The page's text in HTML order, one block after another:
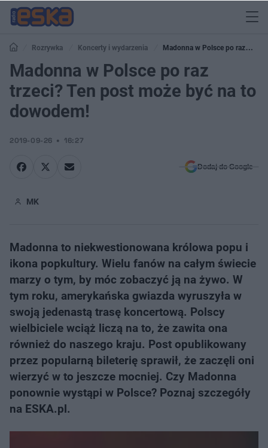
Rozrywka Koncerty i wydarzenia
Madonna w Polsce po raz
trzeci? Ten post może być na to dowodem!
Madonna w Polsce po raz
trzeci? Ten post może być na to
dowodem!
2019-09-26 16:27
Dodaj do Google
MK
Madonna to niekwestionowana królowa popu i
ikona popkultury. Wielu fanów na całym świecie
marzy o tym, by móc zobaczyć ją na żywo. W
tym roku, amerykańska gwiazda wyruszyła w
swoją jedenastą trasę koncertową. Polscy
wielbiciele wciąż liczą na to, że zawita ona
również do naszego kraju. Post opublikowany
przez popularną bileterię sprawił, że zaczęli oni
wierzyć w to jeszcze mocniej. Czy Madonna
ponownie wystąpi w Polsce? Poznaj szczegóły
na ESKA.pl.